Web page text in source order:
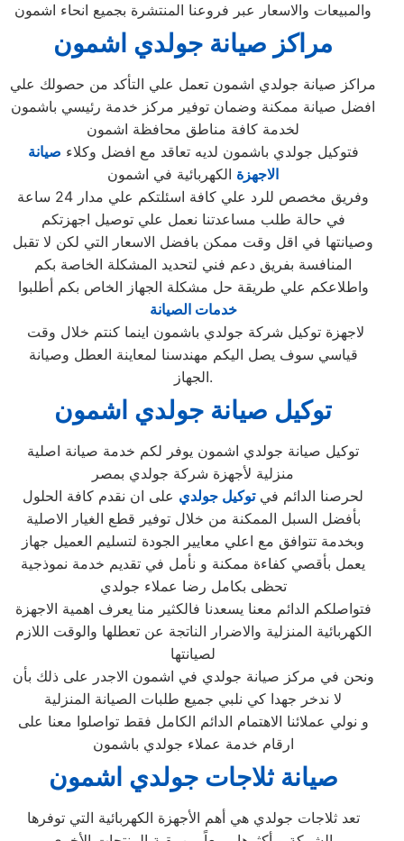
والمبيعات والاسعار عبر فروعنا المنتشرة بجميع انحاء اشمون
مراكز صيانة جولدي اشمون
مراكز صيانة جولدي اشمون تعمل علي التأكد من حصولك علي
افضل صيانة ممكنة وضمان توفير مركز خدمة رئيسي باشمون
لخدمة كافة مناطق محافظة اشمون
فتوكيل جولدي باشمون لديه تعاقد مع افضل وكلاء صيانة
الاجهزة الكهربائية في اشمون
وفريق مخصص للرد علي كافة اسئلتكم علي مدار 24 ساعة
في حالة طلب مساعدتنا نعمل علي توصيل اجهزتكم
وصيانتها في اقل وقت ممكن بافضل الاسعار التي لكن لا تقبل
المنافسة بفريق دعم فني لتحديد المشكلة الخاصة بكم
واطلاعكم علي طريقة حل مشكلة الجهاز الخاص بكم أطلبوا
خدمات الصيانة
قياسي سوف يصل اليكم مهندسنا لمعاينة العطل وصيانة
الجهاز.
توكيل صيانة جولدي اشمون
توكيل صيانة جولدي اشمون يوفر لكم خدمة صيانة اصلية
منزلية لأجهزة شركة جولدي بمصر
لحرصنا الدائم فيتوكيل جولدي على ان نقدم كافة الحلول
بأفضل السبل الممكنة من خلال توفير قطع الغيار الاصلية
وبخدمة تتوافق مع اعلي معايير الجودة لتسليم العميل جهاز
يعمل بأقصي كفاءة ممكنة و نأمل في تقديم خدمة نموذجية
تحظى بكامل رضا عملاء جولدي
فتواصلكم الدائم معنا يسعدنا فالكثير منا يعرف اهمية الاجهزة
الكهربائية المنزلية والاضرار الناتجة عن تعطلها والوقت اللازم
لصيانتها
ونحن في مركز صيانة جولدي في اشمون الاجدر على ذلك بأن
لا ندخر جهدا كي نلبي جميع طلبات الصيانة المنزلية
و نولي عملائنا الاهتمام الدائم الكامل فقط تواصلوا معنا على
ارقام خدمة عملاء جولدي باشمون
صيانة ثلاجات جولدي اشمون
تعد ثلاجات جولدي هي أهم الأجهزة الكهربائية التي توفرها